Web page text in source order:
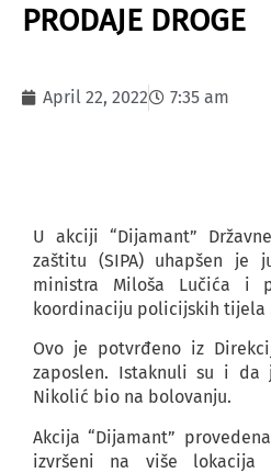
PRODAJE DROGE
April 22, 2022 7:35 am
U akciji “Dijamant”
zaštitu (SIPA) uhapšen je
ministra Miloša Lučića i
koordinaciju policijskih tijela
Ovo je potvrđeno iz
zaposlen. Istaknuli su i da
Nikolić bio na bolovanju.
Akcija “Dijamant”
izvršeni na više lokacija